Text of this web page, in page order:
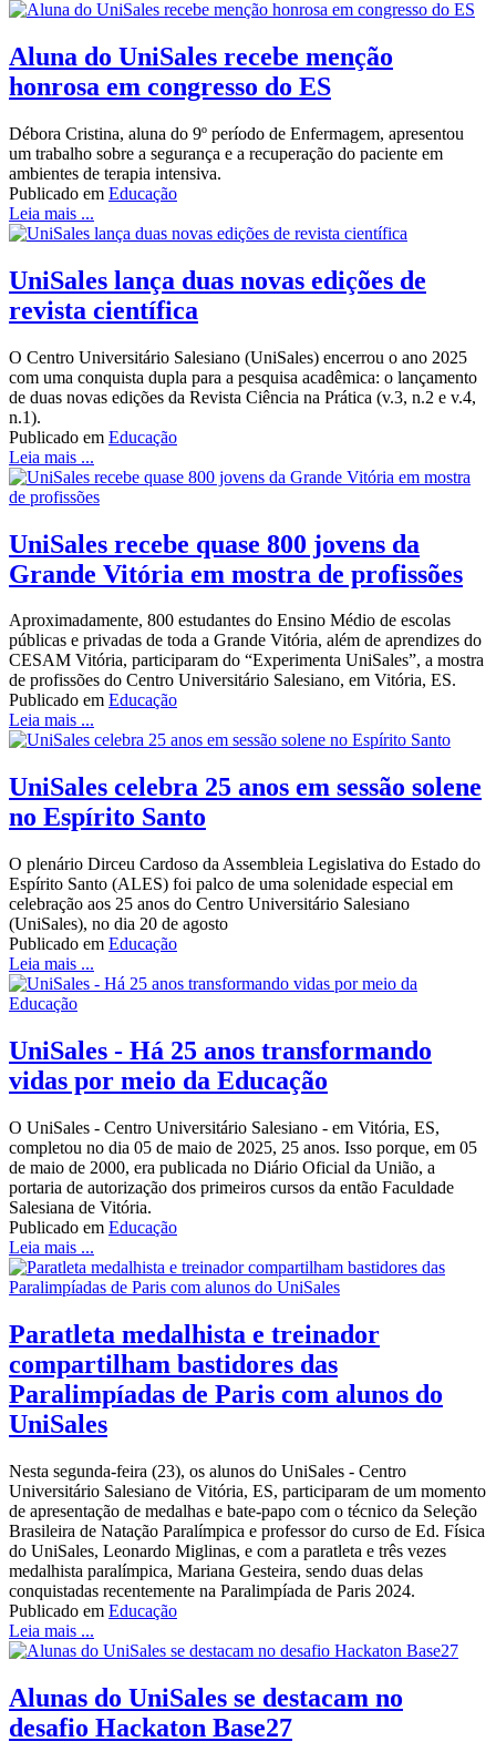
Aluna do UniSales recebe menção
honrosa em congresso do ES
Débora Cristina, aluna do 9º período de Enfermagem, apresentou
um trabalho sobre a segurança e a recuperação do paciente em
ambientes de terapia intensiva.
Publicado em Educação
Leia mais ...
UniSales lança duas novas edições de
revista científica
O Centro Universitário Salesiano (UniSales) encerrou o ano 2025
com uma conquista dupla para a pesquisa acadêmica: o lançamento
de duas novas edições da Revista Ciência na Prática (v.3, n.2 e v.4,
n.1).
Publicado em Educação
Leia mais ...
UniSales recebe quase 800 jovens da
Grande Vitória em mostra de profissões
Aproximadamente, 800 estudantes do Ensino Médio de escolas
públicas e privadas de toda a Grande Vitória, além de aprendizes do
CESAM Vitória, participaram do “Experimenta UniSales”, a mostra
de profissões do Centro Universitário Salesiano, em Vitória, ES.
Publicado em Educação
Leia mais ...
UniSales celebra 25 anos em sessão solene
no Espírito Santo
O plenário Dirceu Cardoso da Assembleia Legislativa do Estado do
Espírito Santo (ALES) foi palco de uma solenidade especial em
celebração aos 25 anos do Centro Universitário Salesiano
(UniSales), no dia 20 de agosto
Publicado em Educação
Leia mais ...
UniSales - Há 25 anos transformando
vidas por meio da Educação
O UniSales - Centro Universitário Salesiano - em Vitória, ES,
completou no dia 05 de maio de 2025, 25 anos. Isso porque, em 05
de maio de 2000, era publicada no Diário Oficial da União, a
portaria de autorização dos primeiros cursos da então Faculdade
Salesiana de Vitória.
Publicado em Educação
Leia mais ...
Paratleta medalhista e treinador
compartilham bastidores das
Paralimpíadas de Paris com alunos do
UniSales
Nesta segunda-feira (23), os alunos do UniSales - Centro
Universitário Salesiano de Vitória, ES, participaram de um momento
de apresentação de medalhas e bate-papo com o técnico da Seleção
Brasileira de Natação Paralímpica e professor do curso de Ed. Física
do UniSales, Leonardo Miglinas, e com a paratleta e três vezes
medalhista paralímpica, Mariana Gesteira, sendo duas delas
conquistadas recentemente na Paralimpíada de Paris 2024.
Publicado em Educação
Leia mais ...
Alunas do UniSales se destacam no
desafio Hackaton Base27